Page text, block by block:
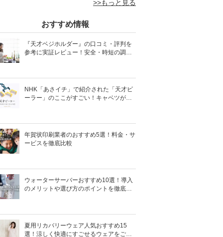
>>もっと見る
おすすめ情報
『天才ベジホルダー』の口コミ・評判を
参考に実証レビュー！安全・時短の調理
NHK「あさイチ」で紹介された「天才ピ
ーラー」のここがすごい！キャベツがほ
年賀状印刷業者のおすすめ5選！料金・サ
ービスを徹底比較
ウォーターサーバーおすすめ10選！導入
のメリットや選び方のポイントを徹底解
夏用リカバリーウェア人気おすすめ15
選！涼しく快適にすごせるウェアをご紹